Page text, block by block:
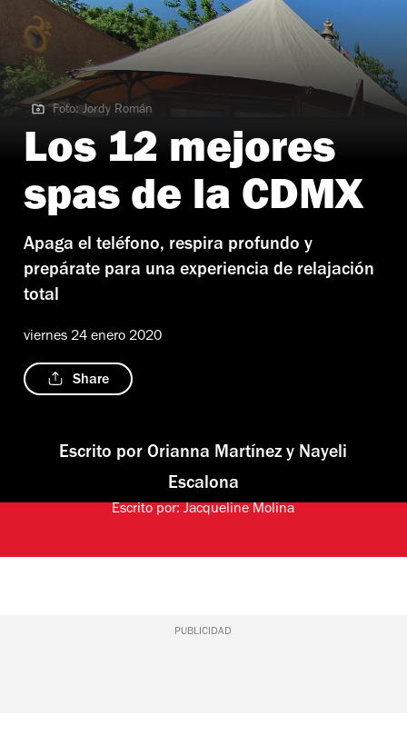
Foto: Jordy Román
Foto: Jordy Román
Los 12 mejores
spas de la CDMX
Apaga el teléfono, respira profundo y
prepárate para una experiencia de relajación
total
viernes 24 enero 2020
Share
Escrito porOrianna Martínez y Nayeli
Escalona
Escrito por:Jacqueline Molina
PUBLICIDAD